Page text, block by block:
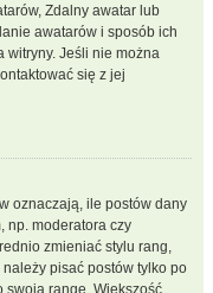
Zdalny awatar lub
awatarów i sposób ich
witryny. Jeśli nie można
się z jej
oznaczają, ile postów dany
np. moderatora czy
zmieniać stylu rang,
pisać postów tylko po
swoją rangę. Większość